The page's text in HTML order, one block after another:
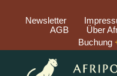
Newsletter
AGB
Über
Buchung